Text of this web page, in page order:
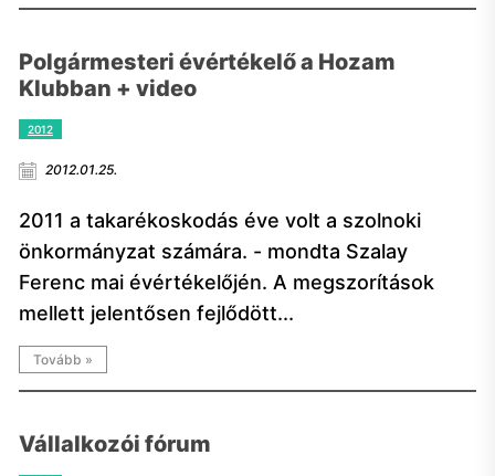
Polgármesteri évértékelő a Hozam
Klubban + video
2012
2012.01.25.
2011 a takarékoskodás éve volt a szolnoki
önkormányzat számára. - mondta Szalay
Ferenc mai évértékelőjén. A megszorítások
mellett jelentősen fejlődött...
Tovább »
Vállalkozói fórum